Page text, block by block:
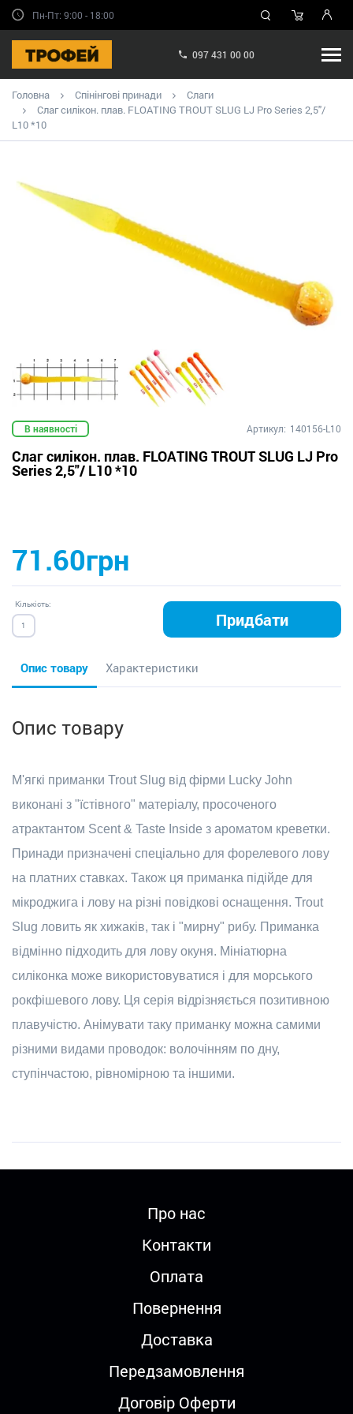
Пн-Пт: 9:00 - 18:00
097 431 00 00
Головна Спінінгові принади
Слаги
Слаг силікон. плав. FLOATING TROUT SLUG LJ Pro Series 2,5"/
L10 *10
В наявності Артикул: 140156-L10
Слаг силікон. плав. FLOATING TROUT SLUG LJ Pro
Series 2,5"/ L10 *10
71.60грн
Кількість:
Придбати
Опис товару Характеристики
Опис товару
М'ягкі приманки Trout Slug від фірми Lucky John
виконані з "їстівного" матеріалу, просоченого
атрактантом Scent & Taste Inside з ароматом креветки.
Принади призначені спеціально для форелевого лову
на платних ставках. Також ця приманка підійде для
мікроджига і лову на різні повідкові оснащення. Trout
Slug ловить як хижаків, так і "мирну" рибу. Приманка
відмінно підходить для лову окуня. Мініатюрна
силіконка може використовуватися і для морського
рокфішевого лову. Ця серія відрізняється позитивною
плавучістю. Анімувати таку приманку можна самими
різними видами проводок: волочінням по дну,
ступінчастою, рівномірною та іншими.
Про нас
Контакти
Оплата
Повернення
Доставка
Передзамовлення
Договір Оферти